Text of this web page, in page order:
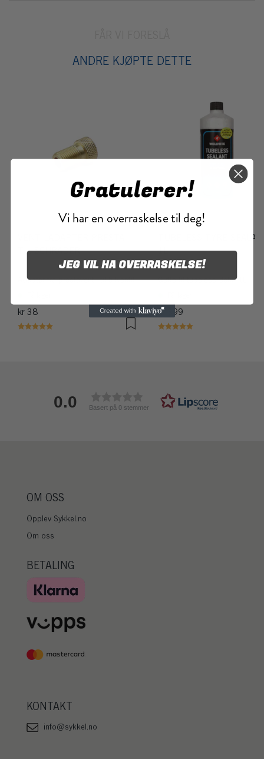
ANDRE KJØPTE DETTE
TIL SCHRADER
Adapter fra prestaventil til bilventil
kr 38
Karakter:
TUBELESS TYRE
1L
Guffe til tubeless dekk 1L
kr 399
Karakter:
0.0 Basert på 0 stemmer
OM OSS
Opplev Sykkel.no
Om oss
BETALING
KONTAKT
info@sykkel.no
Gratulerer!
Vi har en overraskelse til deg!
JEG VIL HA OVERRASKELSE!